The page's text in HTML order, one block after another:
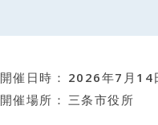
開催日時
2026年7月14
開催場所
三条市役所